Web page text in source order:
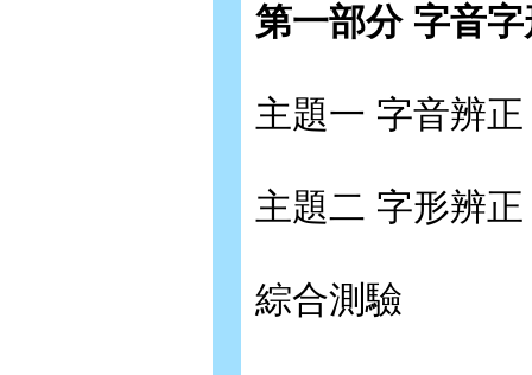
第一部分 字音
主題一 字音辨正
主題二 字形辨正
綜合測驗